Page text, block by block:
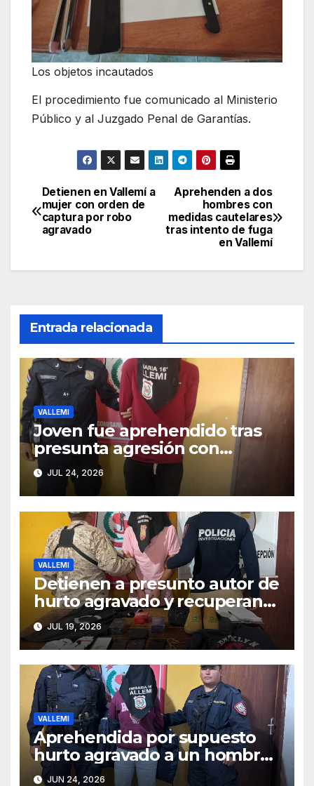
Los objetos incautados
El procedimiento fue comunicado al Ministerio
Público y al Juzgado Penal de Garantías.
Navegación
de
Aprehenden a dos
hombres con
medidas cautelares
tras intento de fuga
en Vallemí
Detienen en Vallemí a
mujer con orden de
captura por robo
agravado
Entrada relacionada
VALLEMI
Joven fue aprehendido tras
presunta agresión con
machetillo a su padre y
hermano en Vallemí
JUL 24, 2026
VALLEMI
Detienen a presunto autor de
hurto agravado y recuperan
objetos denunciados en
Vallemí
JUL 19, 2026
VALLEMI
Aprehendida por supuesto
hurto agravado a un hombre
de 89 años
JUN 24, 2026